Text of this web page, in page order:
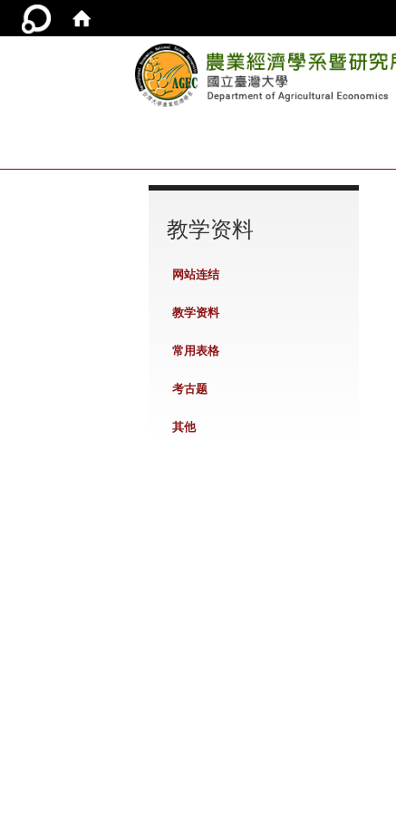
教学资料
网站连结
教学资料
常用表格
考古题
其他